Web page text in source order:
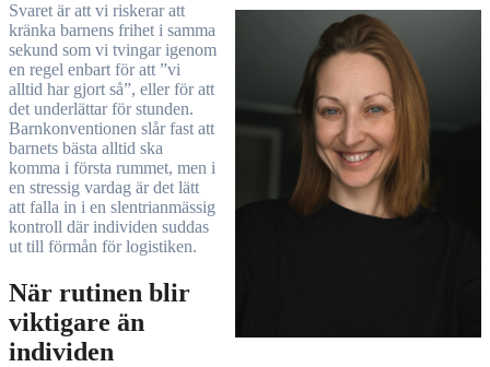
Svaret är att vi riskerar att
kränka barnens frihet i samma
sekund som vi tvingar igenom
en regel enbart för att ”vi
alltid har gjort så”, eller för att
det underlättar för stunden.
Barnkonventionen slår fast att
barnets bästa alltid ska
komma i första rummet, men i
en stressig vardag är det lätt
att falla in i en slentrianmässig
kontroll där individen suddas
ut till förmån för logistiken.
När rutinen blir
viktigare än
individen